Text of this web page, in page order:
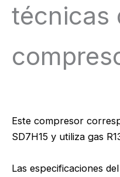
técnicas
Este compresor
SD7H15 y utiliza gas
Las especificaciones